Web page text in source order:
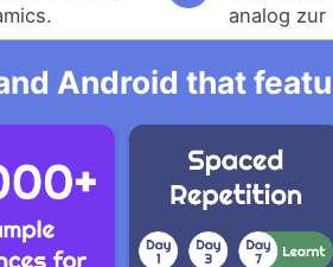
analog zur
Android that